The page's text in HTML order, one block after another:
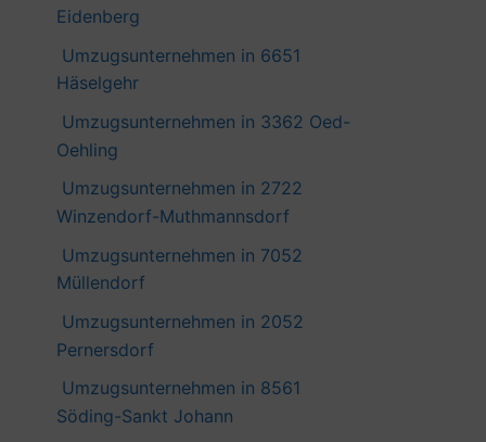
Eidenberg
Umzugsunternehmen in 6651
Häselgehr
Umzugsunternehmen in 3362 Oed-
Oehling
Umzugsunternehmen in 2722
Winzendorf-Muthmannsdorf
Umzugsunternehmen in 7052
Müllendorf
Umzugsunternehmen in 2052
Pernersdorf
Umzugsunternehmen in 8561
Söding-Sankt Johann